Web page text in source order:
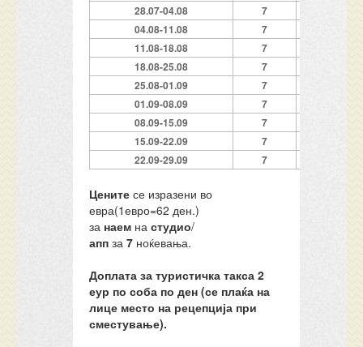
28.07-04.08
7
04.08-11.08
7
11.08-18.08
7
18.08-25.08
7
25.08-01.09
7
01.09-08.09
7
08.09-15.09
7
15.09-22.09
7
22.09-29.09
7
Цените се изразени во
евра(1евро=62 ден.)
за наем настудио/
апп за7 ноќевања.
Доплата за туристичка такса 2
еур по соба по ден (се плаќа на
лице место на рецепција при
сместување).